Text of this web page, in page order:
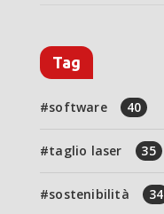
Tag
software 40
taglio laser 35
sostenibilità 34